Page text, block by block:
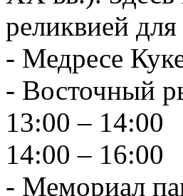
реликвией
- Медресе
- Восточный
13:00 – 14:00
14:00 – 16:00
- Мемориал